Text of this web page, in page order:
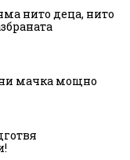
нито деца, нито
мачка мощно